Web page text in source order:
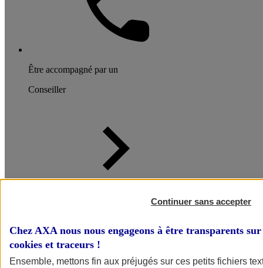
Être accompagné par un
Conseiller
En tant que professionnel du secteur de la culture, des loisirs et du
de vos équipes. Chez AXA, nos contrats s’adaptent aux
problématiques de votre métier en vous apportant des solutions
dédiées, pour vous protéger vous, votre activité et vos proches, ainsi
que vos collaborateurs.
Continuer sans accepter
Chez AXA nous nous engageons à être transparents
cookies et traceurs !
Ensemble, mettons fin aux préjugés sur ces petits fichiers